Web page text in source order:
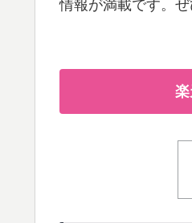
情報が満載です。ぜ